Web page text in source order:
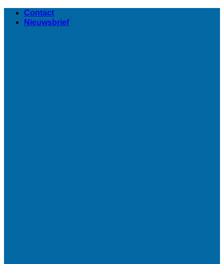
naar
Contact
Nieuwsbrief